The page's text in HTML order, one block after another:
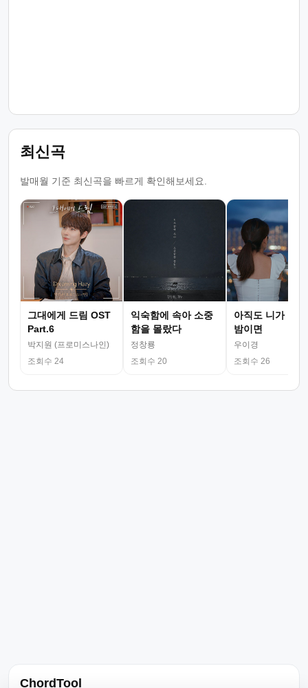
최신곡
발매월 기준 최신곡을 빠르게 확인해보세요.
그대에게 드림 OST
Part.6
박지원 (프로미스나인)
조회수 24
익숙함에 속아 소중
함을 몰랐다
정창룡
조회수 20
아직도 니가 그
밤이면
우이경
조회수 26
ChordTool